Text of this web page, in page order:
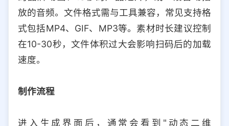
放的音频。文件格式需与工具兼容，常见支持格
式包括MP4、GIF、MP3等。素材时长建议控制
在10-30秒，文件体积过大会影响扫码后的加载
速度。
制作流程
进入生成界面后，通常会看到"动态二维